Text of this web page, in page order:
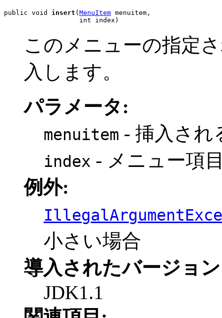
public void insert ( MenuItem menuitem,
                   int index)
このメニューの指定
入します。
パラメータ:
menuitem - 挿入され
index - メニュー項
例外:
小さい場合
導入されたバージョ
JDK1.1